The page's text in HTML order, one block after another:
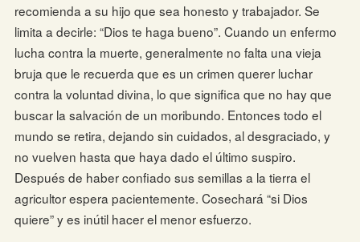
recomienda a su hijo que sea honesto y trabajador. Se
limita a decirle: “Dios te haga bueno”. Cuando un enfermo
lucha contra la muerte, generalmente no falta una vieja
bruja que le recuerda que es un crimen querer luchar
contra la voluntad divina, lo que significa que no hay que
buscar la salvación de un moribundo. Entonces todo el
mundo se retira, dejando sin cuidados, al desgraciado, y
no vuelven hasta que haya dado el último suspiro.
Después de haber confiado sus semillas a la tierra el
agricultor espera pacientemente. Cosechará “si Dios
quiere” y es inútil hacer el menor esfuerzo.